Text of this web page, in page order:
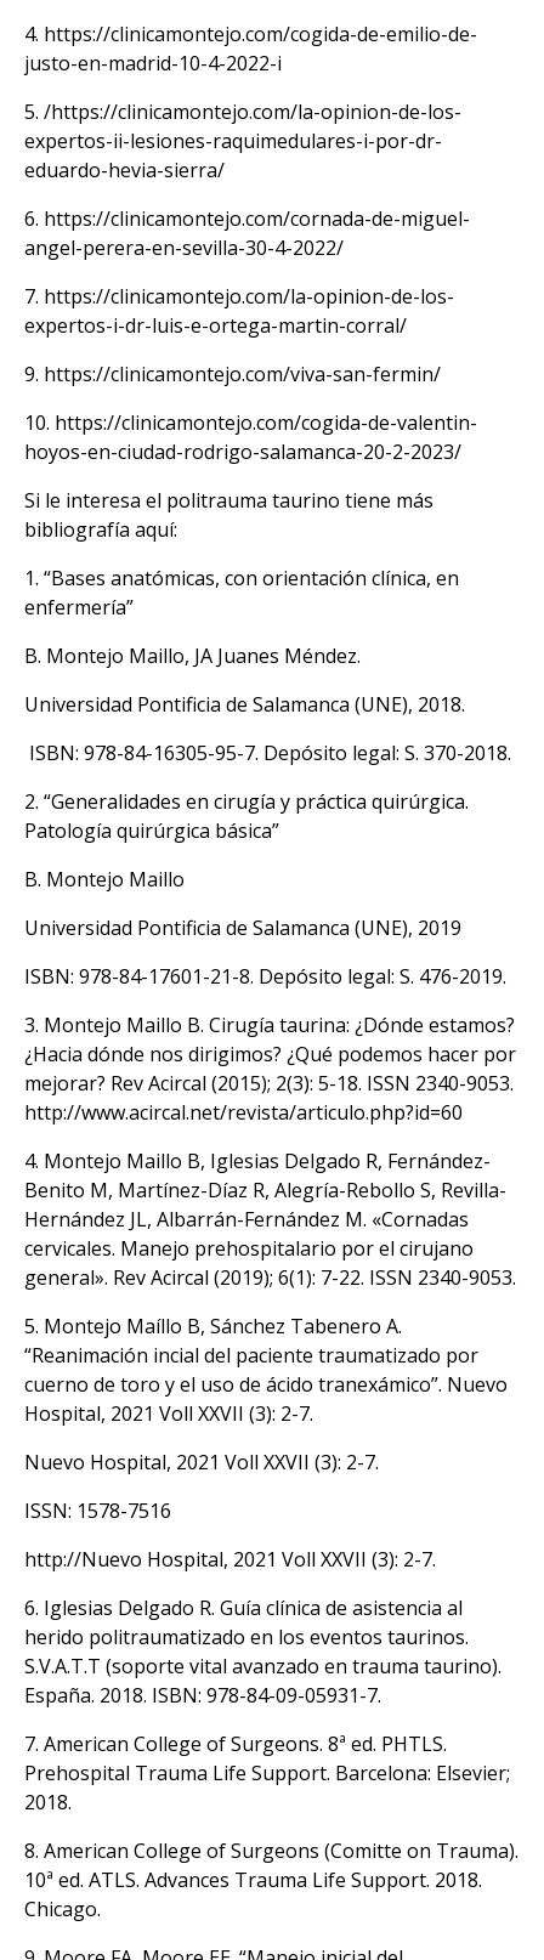
4. https://clinicamontejo.com/cogida-de-emilio-de-
justo-en-madrid-10-4-2022-i
5. /https://clinicamontejo.com/la-opinion-de-los-
expertos-ii-lesiones-raquimedulares-i-por-dr-
eduardo-hevia-sierra/
6. https://clinicamontejo.com/cornada-de-miguel-
angel-perera-en-sevilla-30-4-2022/
7. https://clinicamontejo.com/la-opinion-de-los-
expertos-i-dr-luis-e-ortega-martin-corral/
9. https://clinicamontejo.com/viva-san-fermin/
10. https://clinicamontejo.com/cogida-de-valentin-
hoyos-en-ciudad-rodrigo-salamanca-20-2-2023/
Si le interesa el politrauma taurino tiene más
bibliografía aquí:
1. “Bases anatómicas, con orientación clínica, en
enfermería”
B. Montejo Maillo, JA Juanes Méndez.
Universidad Pontificia de Salamanca (UNE), 2018.
ISBN: 978-84-16305-95-7. Depósito legal: S. 370-2018.
2. “Generalidades en cirugía y práctica quirúrgica.
Patología quirúrgica básica”
B. Montejo Maillo
Universidad Pontificia de Salamanca (UNE), 2019
ISBN: 978-84-17601-21-8. Depósito legal: S. 476-2019.
3. Montejo Maillo B. Cirugía taurina: ¿Dónde estamos?
¿Hacia dónde nos dirigimos? ¿Qué podemos hacer por
mejorar? Rev Acircal (2015); 2(3): 5-18. ISSN 2340-9053.
http://www.acircal.net/revista/articulo.php?id=60
4. Montejo Maillo B, Iglesias Delgado R, Fernández-
Benito M, Martínez-Díaz R, Alegría-Rebollo S, Revilla-
Hernández JL, Albarrán-Fernández M. «Cornadas
cervicales. Manejo prehospitalario por el cirujano
general». Rev Acircal (2019); 6(1): 7-22. ISSN 2340-9053.
5. Montejo Maíllo B, Sánchez Tabenero A.
“Reanimación incial del paciente traumatizado por
cuerno de toro y el uso de ácido tranexámico”. Nuevo
Hospital, 2021 Voll XXVII (3): 2-7.
Nuevo Hospital, 2021 Voll XXVII (3): 2-7.
ISSN: 1578-7516
http://Nuevo Hospital, 2021 Voll XXVII (3): 2-7.
6. Iglesias Delgado R. Guía clínica de asistencia al
herido politraumatizado en los eventos taurinos.
S.V.A.T.T (soporte vital avanzado en trauma taurino).
España. 2018. ISBN: 978-84-09-05931-7.
7. American College of Surgeons. 8ª ed. PHTLS.
Prehospital Trauma Life Support. Barcelona: Elsevier;
2018.
8. American College of Surgeons (Comitte on Trauma).
10ª ed. ATLS. Advances Trauma Life Support. 2018.
Chicago.